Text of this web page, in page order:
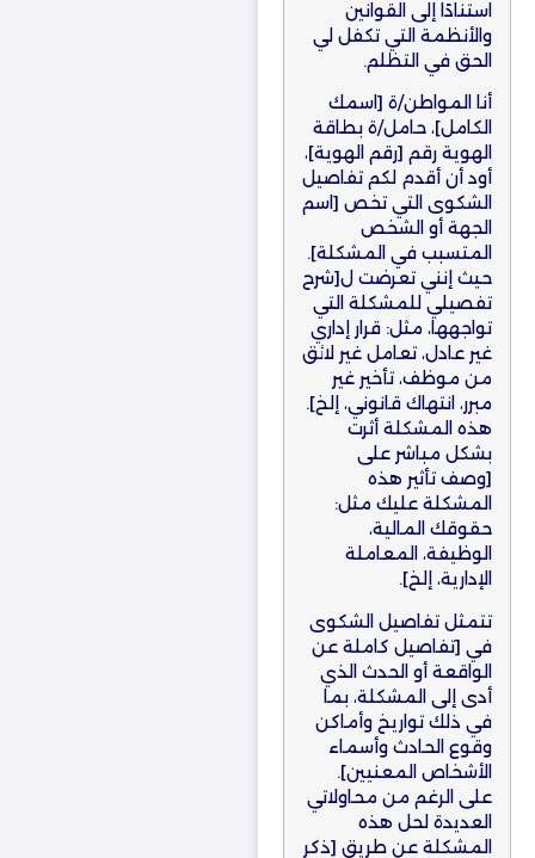
استنادًا إلى القوانين
والأنظمة التي تكفل لي
الحق في التظلم.
أنا المواطن/ة [اسمك
الكامل]، حامل/ة بطاقة
الهوية رقم [رقم الهوية]،
أود أن أقدم لكم تفاصيل
الشكوى التي تخص [اسم
الجهة أو الشخص
المتسبب في المشكلة].
حيث إنني تعرضت ل[شرح
تفصيلي للمشكلة التي
تواجهها، مثل: قرار إداري
غير عادل، تعامل غير لائق
من موظف، تأخير غير
مبرر، انتهاك قانوني، إلخ].
هذه المشكلة أثرت
بشكل مباشر على
[وصف تأثير هذه
المشكلة عليك مثل:
حقوقك المالية،
الوظيفة، المعاملة
الإدارية، إلخ].
تتمثل تفاصيل الشكوى
في [تفاصيل كاملة عن
الواقعة أو الحدث الذي
أدى إلى المشكلة، بما
في ذلك تواريخ وأماكن
وقوع الحادث وأسماء
الأشخاص المعنيين].
على الرغم من محاولاتي
العديدة لحل هذه
المشكلة عن طريق [ذكر